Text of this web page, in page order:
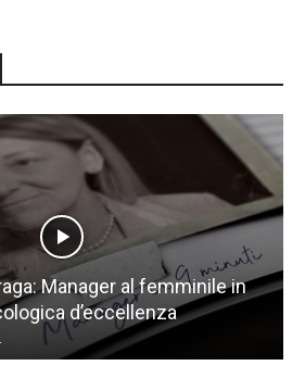
Manager al femminile in
d’eccellenza